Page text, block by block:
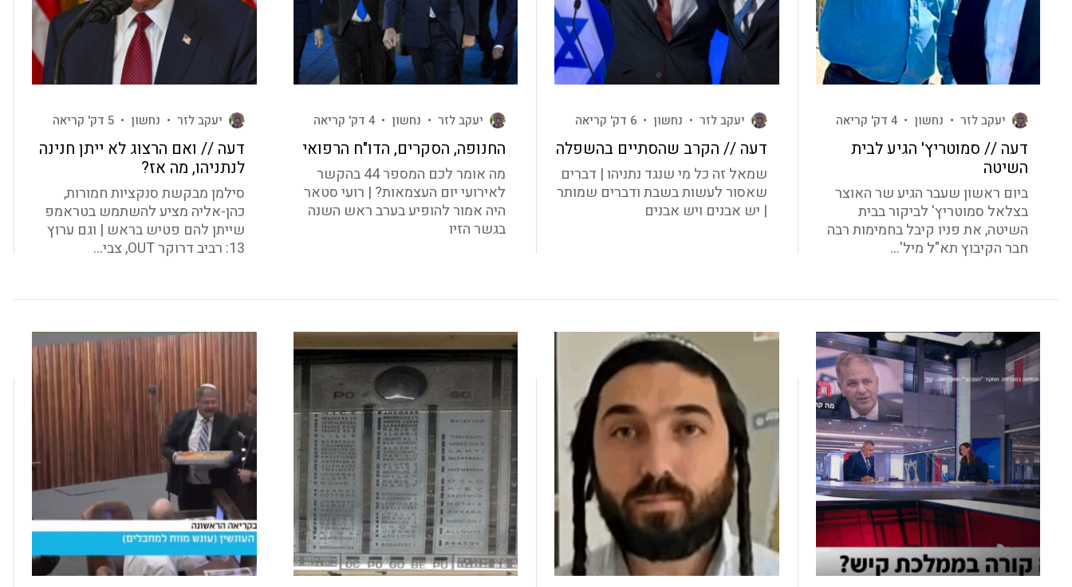
יעקב לזר • נחשון • 4 דק' קריאה
דעה // סמוטריץ' הגיע לבית
השיטה
ביום ראשון שעבר הגיע שר האוצר
בצלאל סמוטריץ' לביקור בבית
השיטה, את פניו קיבל בחמימות רבה
חבר הקיבוץ תא"ל מיל'...
יעקב לזר • נחשון • 6 דק' קריאה
דעה // הקרב שהסתיים בהשפלה
שמאל זה כל מי שנגד נתניהו | דברים
שאסור לעשות בשבת ודברים שמותר
| יש אבנים ויש אבנים
יעקב לזר • נחשון • 4 דק' קריאה
החנופה, הסקרים, הדו"ח הרפואי
מה אומר לכם המספר 44 בהקשר
לאירועי יום העצמאות? | רועי סטאר
היה אמור להופיע בערב ראש השנה
בגשר הזיו
יעקב לזר • נחשון • 5 דק' קריאה
דעה // ואם הרצוג לא ייתן חנינה
לנתניהו, מה אז?
סילמן מבקשת סנקציות חמורות,
כהן-אליה מציע להשתמש בטראמפ
שייתן להם פטיש בראש | וגם ערוץ
13: רביב דרוקר OUT, צבי...